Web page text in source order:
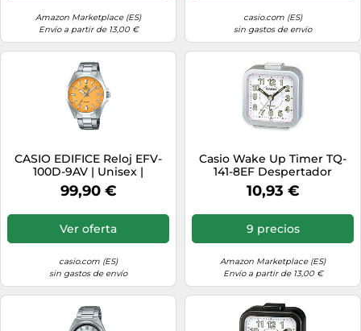
Amazon Marketplace (ES)
Envío a partir de 13,00 €
casio.com (ES)
sin gastos de envío
CASIO EDIFICE Reloj EFV-
100D-9AV | Unisex |
Plateado
99,90 €
Ver oferta
casio.com (ES)
sin gastos de envío
Casio Wake Up Timer TQ-
141-8EF Despertador
10,93 €
9 precios
Amazon Marketplace (ES)
Envío a partir de 13,00 €